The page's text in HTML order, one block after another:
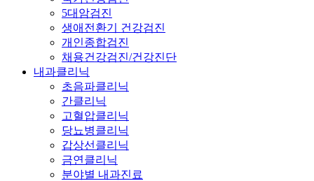
5대암검진
생애전환기 건강검진
개인종합검진
채용건강검진/건강진단
내과클리닉
초음파클리닉
간클리닉
고혈압클리닉
당뇨병클리닉
갑상선클리닉
금연클리닉
분야별 내과진료